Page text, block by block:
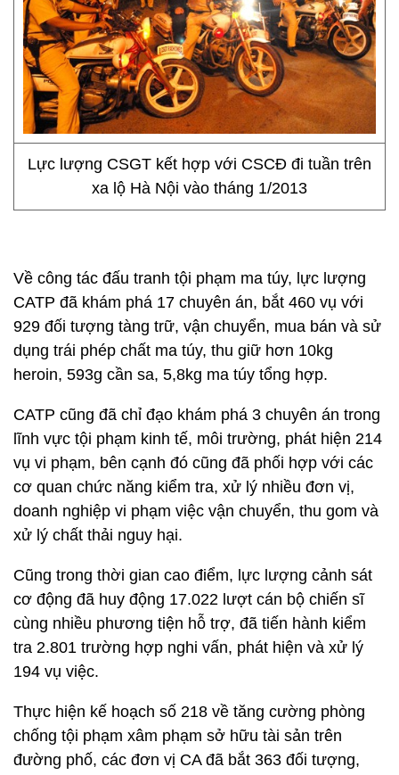
Lực lượng CSGT kết hợp với CSCĐ đi tuần trên
xa lộ Hà Nội vào tháng 1/2013
Về công tác đấu tranh tội phạm ma túy, lực lượng
CATP đã khám phá 17 chuyên án, bắt 460 vụ với
929 đối tượng tàng trữ, vận chuyển, mua bán và sử
dụng trái phép chất ma túy, thu giữ hơn 10kg
heroin, 593g cần sa, 5,8kg ma túy tổng hợp.
CATP cũng đã chỉ đạo khám phá 3 chuyên án trong
lĩnh vực tội phạm kinh tế, môi trường, phát hiện 214
vụ vi phạm, bên cạnh đó cũng đã phối hợp với các
cơ quan chức năng kiểm tra, xử lý nhiều đơn vị,
doanh nghiệp vi phạm việc vận chuyển, thu gom và
xử lý chất thải nguy hại.
Cũng trong thời gian cao điểm, lực lượng cảnh sát
cơ động đã huy động 17.022 lượt cán bộ chiến sĩ
cùng nhiều phương tiện hỗ trợ, đã tiến hành kiểm
tra 2.801 trường hợp nghi vấn, phát hiện và xử lý
194 vụ việc.
Thực hiện kế hoạch số 218 về tăng cường phòng
chống tội phạm xâm phạm sở hữu tài sản trên
đường phố, các đơn vị CA đã bắt 363 đối tượng,